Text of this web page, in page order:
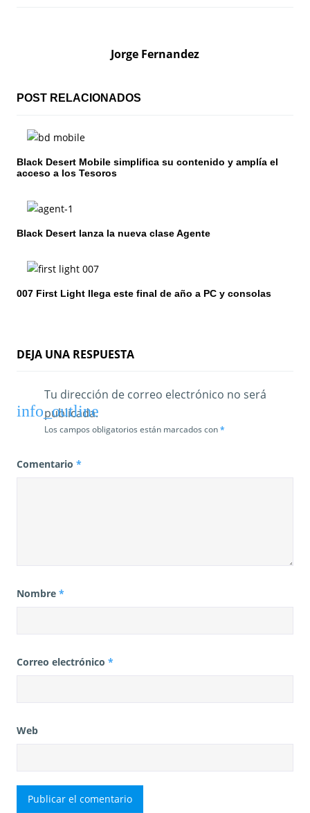
c
ó
n
d
e
e
n
a
a
Jorge Fernandez
POST RELACIONADOS
Black Desert Mobile simplifica su contenido y amplía el
acceso a los Tesoros
Black Desert lanza la nueva clase Agente
007 First Light llega este final de año a PC y consolas
DEJA UNA RESPUESTA
Tu dirección de correo electrónico no será
publicada.
Los campos obligatorios están marcados con*
Comentario *
Nombre *
Correo electrónico *
Web